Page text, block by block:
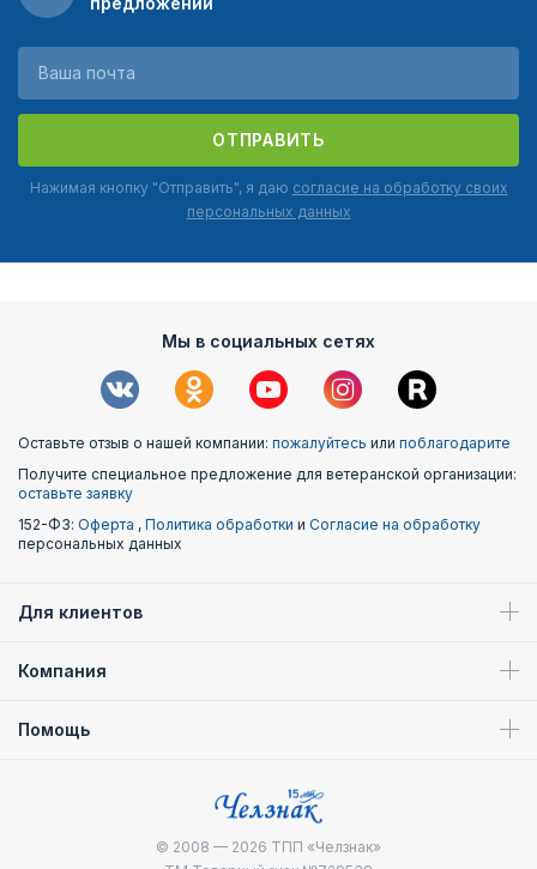
ОТПРАВИТЬ
Нажимая кнопку "Отправить", я даю согласие на обработку своих
персональных данных
Мы в социальных сетях
Оставьте отзыв о нашей компании: пожалуйтесь или поблагодарите
Получите специальное предложение для ветеранской организации:
оставьте заявку
152-ФЗ: Оферта , Политика обработки и Согласие на обработку
персональных данных
Для клиентов
Компания
Помощь
© 2008 — 2026 ТПП «Челзнак»